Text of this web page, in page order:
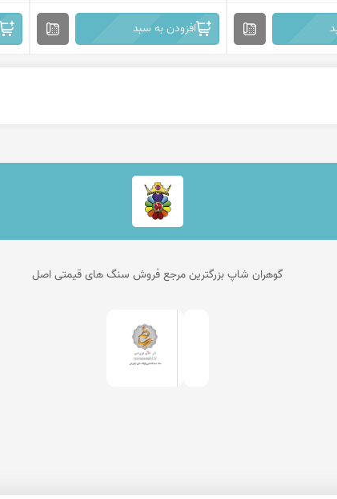
افزودن به سبد
گوهران شاپ بزرگترین مرجع فروش سنگ های قیمتی اصل